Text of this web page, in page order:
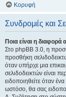
Κορυφή
Συνδρομές και
Ποια είναι η
Στο phpBB 3.0, η
προσθήκη
όταν υπήρχε μια
σελιδοδεικτών είναι
ειδοποιηθείτε όταν
ωστόσο, θα σας